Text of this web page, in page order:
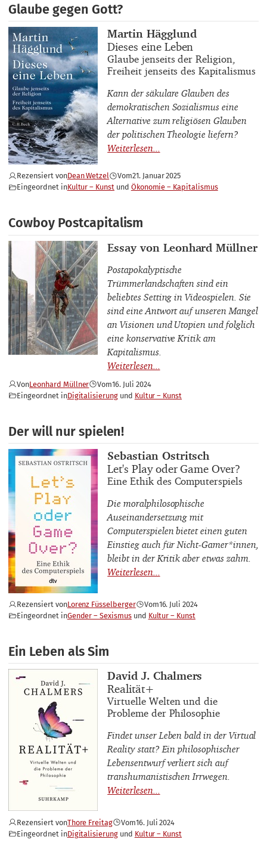
Glaube gegen Gott?
Buchautor_innen
Martin Hägglund
Buchtitel
Dieses eine Leben
Buchuntertitel
Glaube jenseits der Religion,
Freiheit jenseits des Kapitalismus
Kann der säkulare Glauben des
demokratischen Sozialismus eine
Alternative zum religiösen Glauben
der politischen Theologie liefern?
Rezensiert vonDean Wetzel Vom21. Januar 2025
Eingeordnet inKultur – Kunst Ökonomie – Kapitalismus
Cowboy Postcapitalism
Thema
Essay von Leonhard Müllner
Postapokalyptische
Trümmerlandschaften sind ein
beliebtes Setting in Videospielen. Sie
sind eine Antwort auf unseren Mangel
an Visionen und Utopien und folglich
eine konservative Kritik am
Kapitalismus.
VonLeonhard Müllner Vom16. Juli 2024
Eingeordnet inDigitalisierung Kultur – Kunst
Der will nur spielen!
Buchautor_innen
Sebastian Ostritsch
Buchtitel
Let's Play oder Game Over?
Buchuntertitel
Eine Ethik des Computerspiels
Die moralphilosophische
Auseinandersetzung mit
Computerspielen bietet einen guten
Einstieg auch für Nicht-Gamer*innen,
bleibt in der Kritik aber etwas zahm.
Rezensiert vonLorenz Füsselberger Vom16. Juli 2024
Eingeordnet inGender – Sexismus Kultur – Kunst
Ein Leben als Sim
Buchautor_innen
David J. Chalmers
Buchtitel
Realität+
Buchuntertitel
Virtuelle Welten und die
Probleme der Philosophie
Findet unser Leben bald in der Virtual
Reality statt? Ein philosophischer
Lebensentwurf verliert sich auf
transhumanistischen Irrwegen.
Rezensiert vonThore Freitag Vom16. Juli 2024
Eingeordnet inDigitalisierung Kultur – Kunst